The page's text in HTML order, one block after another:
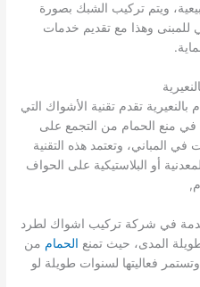
ويتم تركيب الشبك بصورة
للمبنى وهذا مع تقديم خدمات
تقدم تقنية الأشواك التي
في منع الحمام من التجمع على
في المباني، وتعتمد هذه التقنية
أو البلاستيكية على الحواف
في شركة تركيب اشواك لطرد
المدى، حيث تمنع الحمام من
فعاليتها لسنوات طويلة لو